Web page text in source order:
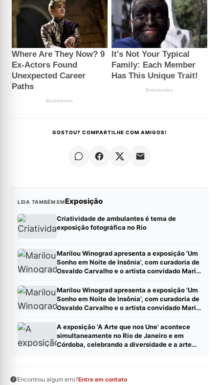
GOSTOU? COMPARTILHE COM AMIGOS!
LEIA TAMBÉM EMExposição
Criatividade de ambulantes é tema de
exposição fotográfica no Rio
Marilou Winograd apresenta a exposição 'Um
Sonho em Noite de Insônia', com curadoria de
Osvaldo Carvalho e o artista convidado Mario
Marilou Winograd apresenta a exposição 'Um
Sonho em Noite de Insônia', com curadoria de
Osvaldo Carvalho e o artista convidado Mario
A exposição 'A Arte que nos Une' acontece
simultaneamente no Rio de Janeiro e em
Córdoba, celebrando a diversidade e a arte
Encontrou algum erro?Entre em contato